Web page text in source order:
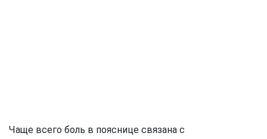
Чаще всего боль в пояснице связана с